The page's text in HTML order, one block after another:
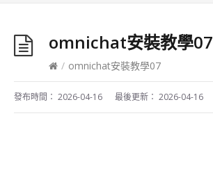
omnichat安裝教學07
/ omnichat安裝教學07
發布時間： 2026-04-16 最後更新： 2026-04-16